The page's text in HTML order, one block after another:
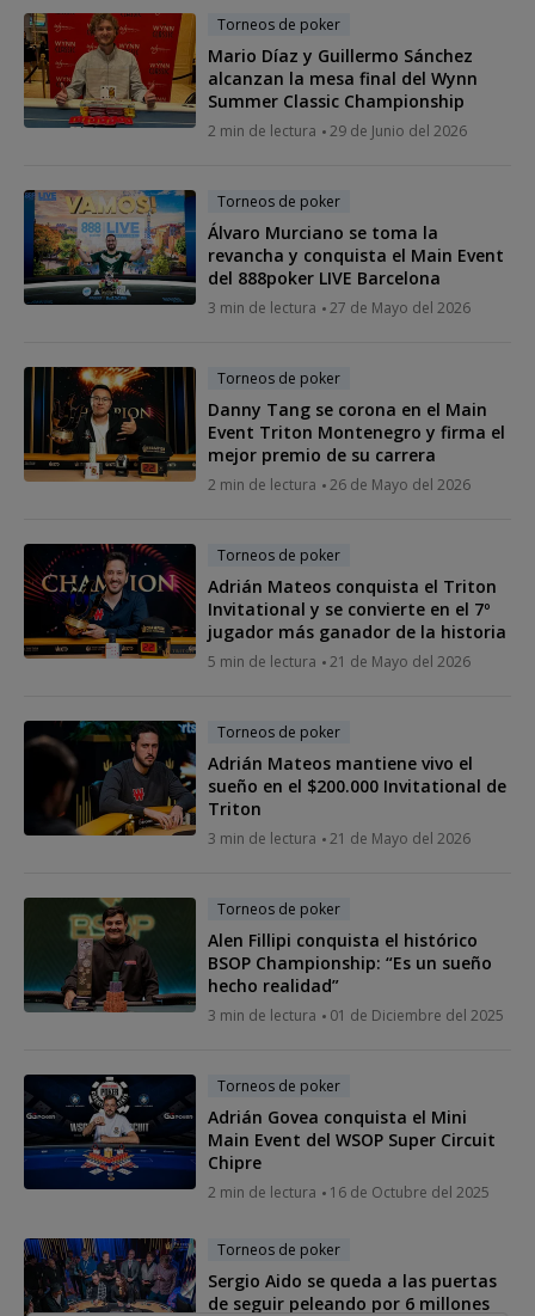
Torneos de poker
Mario Díaz y Guillermo Sánchez
alcanzan la mesa final del Wynn
Summer Classic Championship
2 min de lectura 29 de Junio del 2026
Torneos de poker
Álvaro Murciano se toma la
revancha y conquista el Main Event
del 888poker LIVE Barcelona
3 min de lectura 27 de Mayo del 2026
Torneos de poker
Danny Tang se corona en el Main
Event Triton Montenegro y firma el
mejor premio de su carrera
2 min de lectura 26 de Mayo del 2026
Torneos de poker
Adrián Mateos conquista el Triton
Invitational y se convierte en el 7º
jugador más ganador de la historia
5 min de lectura 21 de Mayo del 2026
Torneos de poker
Adrián Mateos mantiene vivo el
sueño en el $200.000 Invitational de
Triton
3 min de lectura 21 de Mayo del 2026
Torneos de poker
Alen Fillipi conquista el histórico
BSOP Championship: “Es un sueño
hecho realidad”
3 min de lectura 01 de Diciembre del 2025
Torneos de poker
Adrián Govea conquista el Mini
Main Event del WSOP Super Circuit
Chipre
2 min de lectura 16 de Octubre del 2025
Torneos de poker
Sergio Aido se queda a las puertas
de seguir peleando por 6 millones